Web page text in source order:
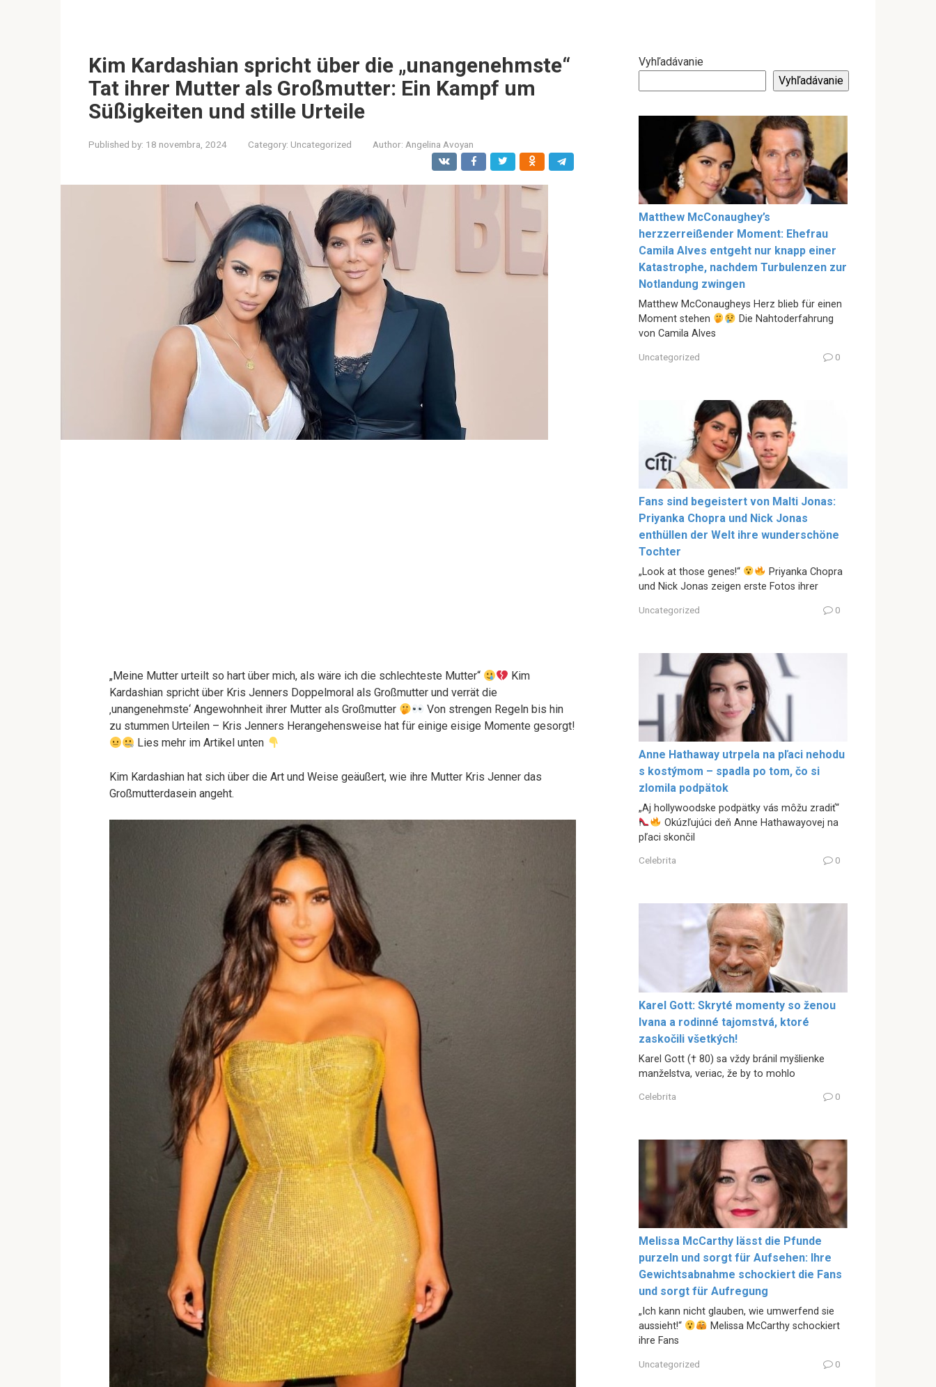
Kim Kardashian spricht über die „unangenehmste“
Tat ihrer Mutter als Großmutter: Ein Kampf um
Süßigkeiten und stille Urteile
Published by: 18 novembra, 2024 Category: Uncategorized Author: Angelina Avoyan
„Meine Mutter urteilt so hart über mich, als wäre ich die schlechteste Mutter“
Kim
Kardashian spricht über Kris Jenners Doppelmoral als Großmutter und verrät die
‚unangenehmste‘ Angewohnheit ihrer Mutter als Großmutter
Von strengen Regeln bis hin
zu stummen Urteilen – Kris Jenners Herangehensweise hat für einige eisige Momente gesorgt!
Lies mehr im Artikel unten
Kim Kardashian hat sich über die Art und Weise geäußert, wie ihre Mutter Kris Jenner das
Großmutterdasein angeht.
Vyhľadávanie
Vyhľadávanie
Matthew McConaughey’s
herzzerreißender Moment: Ehefrau
Camila Alves entgeht nur knapp einer
Katastrophe, nachdem Turbulenzen zur
Notlandung zwingen
Matthew McConaugheys Herz blieb für einen
Moment stehen
Die Nahtoderfahrung
von Camila Alves
Uncategorized 0
Fans sind begeistert von Malti Jonas:
Priyanka Chopra und Nick Jonas
enthüllen der Welt ihre wunderschöne
Tochter
„Look at those genes!“
Priyanka Chopra
und Nick Jonas zeigen erste Fotos ihrer
Uncategorized 0
Anne Hathaway utrpela na pľaci nehodu
s kostýmom – spadla po tom, čo si
zlomila podpätok
„Aj hollywoodske podpätky vás môžu zradiť“
Okúzľujúci deň Anne Hathawayovej na
pľaci skončil
Celebrita 0
Karel Gott: Skryté momenty so ženou
Ivana a rodinné tajomstvá, ktoré
zaskočili všetkých!
Karel Gott († 80) sa vždy bránil myšlienke
manželstva, veriac, že by to mohlo
Celebrita 0
Melissa McCarthy lässt die Pfunde
purzeln und sorgt für Aufsehen: Ihre
Gewichtsabnahme schockiert die Fans
und sorgt für Aufregung
„Ich kann nicht glauben, wie umwerfend sie
aussieht!“
Melissa McCarthy schockiert
ihre Fans
Uncategorized 0